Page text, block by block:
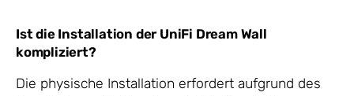
Ist die Installation der UniFi Dream Wall
kompliziert?
Die physische Installation erfordert aufgrund des